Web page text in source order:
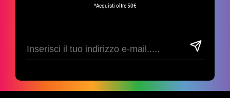
*Acquisti oltre 50€